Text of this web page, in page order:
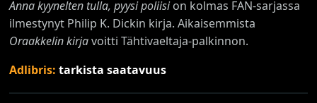
Anna kyynelten tulla, pyysi poliision kolmas FAN-sarjassa
ilmestynyt Philip K. Dickin kirja. Aikaisemmista
Oraakkelin kirjavoitti Tähtivaeltaja-palkinnon.
Adlibris:tarkista saatavuus